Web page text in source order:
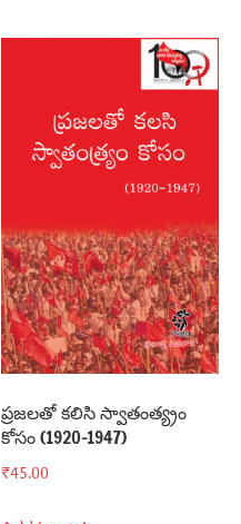
ప్రజలతో కలిసి స్వాతంత్య్రం
కోసం (1920-1947)
₹45.00